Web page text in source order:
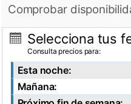
Comprobar
Selecciona tus
Consulta precios para:
Esta noche:
Mañana: